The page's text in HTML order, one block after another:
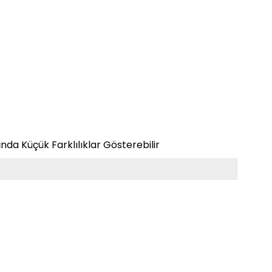
Küçük Farklılıklar Gösterebilir